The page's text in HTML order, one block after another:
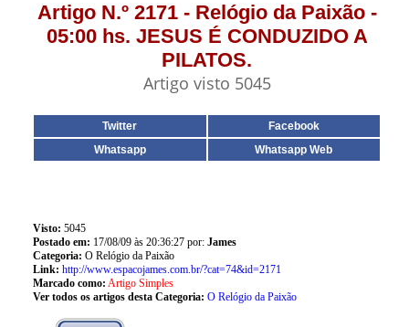
Artigo N.º 2171 - Relógio da Paixão -
05:00 hs. JESUS É CONDUZIDO A
PILATOS.
Artigo visto 5045
Twitter
Facebook
Whatsapp
Whatsapp Web
Visto: 5045
Postado em: 17/08/09 às 20:36:27 por: James
Categoria: O Relógio da Paixão
Link: http://www.espacojames.com.br/?cat=74&id=2171
Marcado como: Artigo Simples
Ver todos os artigos desta Categoria: O Relógio da Paixão